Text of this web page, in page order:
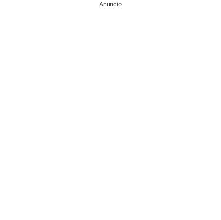
Anuncio